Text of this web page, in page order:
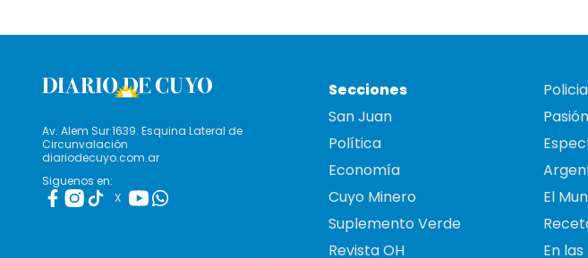
Av. Alem Sur 1639. Esquina Lateral de
Circunvalación
diariodecuyo.com.ar
Siguenos en:
X
Secciones
San Juan
Política
Economía
Cuyo Minero
Suplemento Verde
Revista OH
El
En